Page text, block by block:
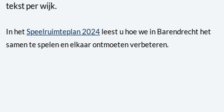
tekst per wijk.
In het Speelruimteplan 2024 leest u hoe we in Barendrecht het
samen te spelen en elkaar ontmoeten verbeteren.